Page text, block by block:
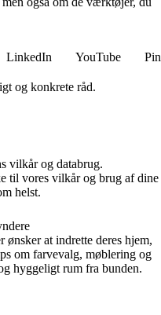
LinkedIn YouTube
og konkrete råd.
vilkår og databrug.
til vores vilkår og brug af dine
helst.
ønsker at indrette deres hjem,
om farvevalg, møblering og
hyggeligt rum fra bunden.